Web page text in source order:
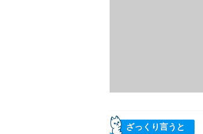
ざっくり言うと